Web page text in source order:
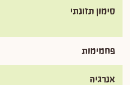
סימון תזונתי
פחמימות
אנרגיה